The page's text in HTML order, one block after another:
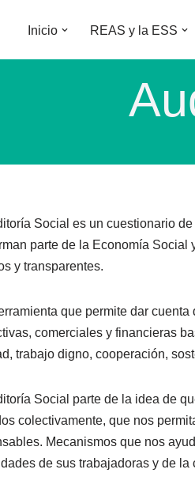
Inicio REAS y la ESS
Social es un cuestionario
parte de la Economía
y transparentes.
que permite dar
comerciales y financieras
trabajo digno, cooperación,
Social parte de la idea de
colectivamente, que nos
Mecanismos que nos
de sus trabajadoras y de